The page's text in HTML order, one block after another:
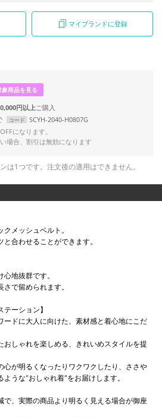
マイブランドに登録
象商品を見る
円以上
コード
SCYH-2040-H0807G
になります。
場合、割引は無効になります
は1つです。注文後の適用はできません。
メッシュベルト。
合わせることができます。
地抜群です。
で留められます。
テーション】
ードに大人に向けた、素材感と着心地にこだ
おしゃれを楽しめる、きれいめスタイルを提
心が明るくなったりワクワクしたり、ささや
うな”おしゃれ着”をお届けします。
、実際の商品より明るく見える場合が御座